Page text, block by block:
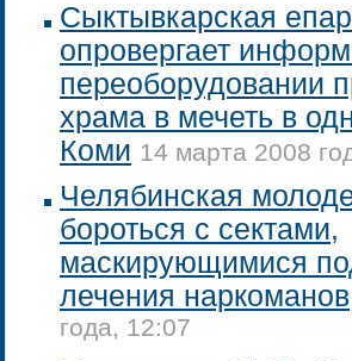
Сыктывкарская
опровергает
переоборудовании
храма в мечеть в
Коми 14 марта 2008
Челябинская
бороться с сектами,
маскирующимися
лечения наркоманов
года, 12:07